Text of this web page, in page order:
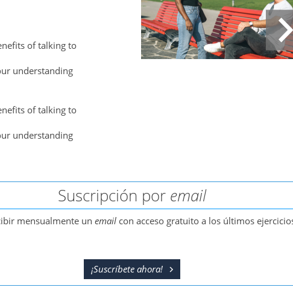
of talking to
understanding
of talking to
understanding
Suscripción por email
mensualmente un email con acceso gratuito a los últimos
¡Suscríbete ahora!